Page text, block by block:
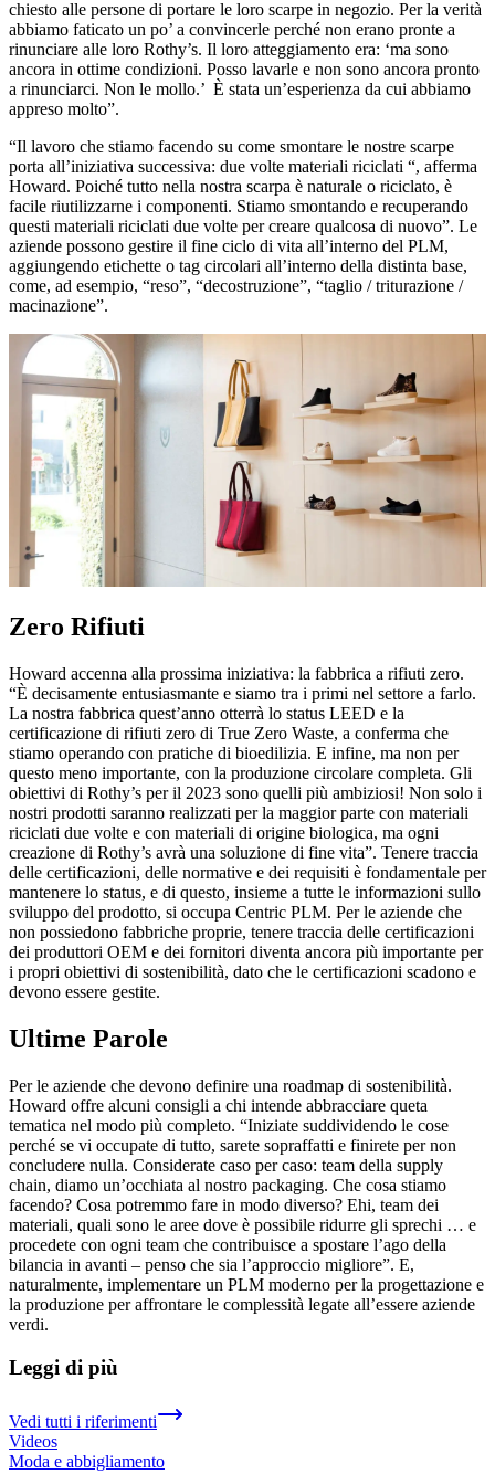
chiesto alle persone di portare le loro scarpe in negozio. Per la verità
abbiamo faticato un po’ a convincerle perché non erano pronte a
rinunciare alle loro Rothy’s. Il loro atteggiamento era: ‘ma sono
ancora in ottime condizioni. Posso lavarle e non sono ancora pronto
a rinunciarci. Non le mollo.’ È stata un’esperienza da cui abbiamo
appreso molto”.
“Il lavoro che stiamo facendo su come smontare le nostre scarpe
porta all’iniziativa successiva: due volte materiali riciclati “, afferma
Howard. Poiché tutto nella nostra scarpa è naturale o riciclato, è
facile riutilizzarne i componenti. Stiamo smontando e recuperando
questi materiali riciclati due volte per creare qualcosa di nuovo”. Le
aziende possono gestire il fine ciclo di vita all’interno del PLM,
aggiungendo etichette o tag circolari all’interno della distinta base,
come, ad esempio, “reso”, “decostruzione”, “taglio / triturazione /
macinazione”.
Zero Rifiuti
Howard accenna alla prossima iniziativa: la fabbrica a rifiuti zero.
“È decisamente entusiasmante e siamo tra i primi nel settore a farlo.
La nostra fabbrica quest’anno otterrà lo status LEED e la
certificazione di rifiuti zero di True Zero Waste, a conferma che
stiamo operando con pratiche di bioedilizia. E infine, ma non per
questo meno importante, con la produzione circolare completa. Gli
obiettivi di Rothy’s per il 2023 sono quelli più ambiziosi! Non solo i
nostri prodotti saranno realizzati per la maggior parte con materiali
riciclati due volte e con materiali di origine biologica, ma ogni
creazione di Rothy’s avrà una soluzione di fine vita”. Tenere traccia
delle certificazioni, delle normative e dei requisiti è fondamentale per
mantenere lo status, e di questo, insieme a tutte le informazioni sullo
sviluppo del prodotto, si occupa Centric PLM. Per le aziende che
non possiedono fabbriche proprie, tenere traccia delle certificazioni
dei produttori OEM e dei fornitori diventa ancora più importante per
i propri obiettivi di sostenibilità, dato che le certificazioni scadono e
devono essere gestite.
Ultime Parole
Per le aziende che devono definire una roadmap di sostenibilità.
Howard offre alcuni consigli a chi intende abbracciare queta
tematica nel modo più completo. “Iniziate suddividendo le cose
perché se vi occupate di tutto, sarete sopraffatti e finirete per non
concludere nulla. Considerate caso per caso: team della supply
chain, diamo un’occhiata al nostro packaging. Che cosa stiamo
facendo? Cosa potremmo fare in modo diverso? Ehi, team dei
materiali, quali sono le aree dove è possibile ridurre gli sprechi … e
procedete con ogni team che contribuisce a spostare l’ago della
bilancia in avanti – penso che sia l’approccio migliore”. E,
naturalmente, implementare un PLM moderno per la progettazione e
la produzione per affrontare le complessità legate all’essere aziende
verdi.
Leggi di più
Vedi tutti i riferimenti
Videos
Moda e abbigliamento